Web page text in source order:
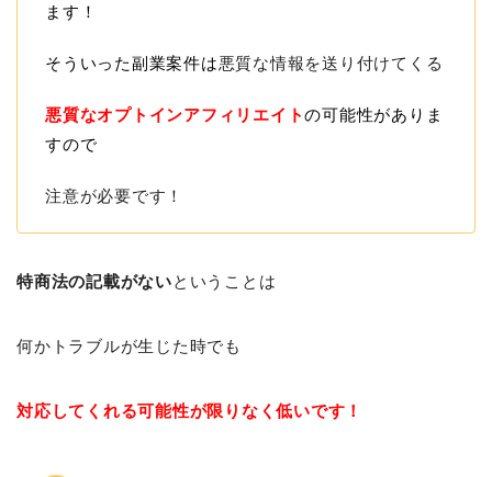
ます！
そういった副業案件は悪質な情報を送り付けてくる
悪質なオプトインアフィリエイトの可能性がありま
すので
注意が必要です！
特商法の記載がないということは
何かトラブルが生じた時でも
対応してくれる可能性が限りなく低いです！